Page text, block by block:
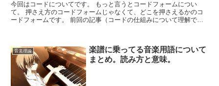
今回はコードについてです。 もっと言うとコードフォームについ
て。 押さえ方のコードフォームじゃなくて、どこを押さえるかのコ
ードフォームです。 前回の記事（コードの仕組みについて理解でき
音楽理論
楽譜に乗ってる音楽用語について
まとめ。読み方と意味。